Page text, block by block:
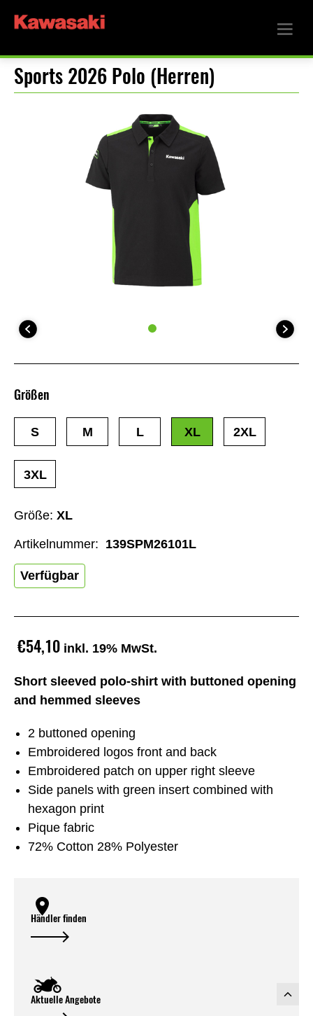
Sports 2026 Polo (Herren)
Short sleeved polo-shirt with buttoned opening
and hemmed sleeves
2 buttoned opening
Embroidered logos front and back
Embroidered patch on upper right sleeve
Side panels with green insert combined with
hexagon print
Pique fabric
72% Cotton 28% Polyester
€54,10 inkl. 19% MwSt.
Größe: XL
Verfügbar
Größen
S M L XL 2XL
3XL
Artikelnummer: 139SPM26101L
Händler finden
Aktuelle Angebote